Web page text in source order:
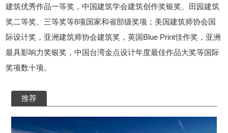
建筑优秀作品一等奖，中国建筑学会建筑创作奖银奖、田园建筑
奖二等奖、三等奖等8项国家和省部级奖项；美国建筑师协会国
际设计奖，亚洲建筑师协会建筑奖，英国Blue Print佳作奖，亚洲
最具影响力奖银奖，中国台湾金点设计年度最佳作品大奖等国际
奖项数十项。
推荐